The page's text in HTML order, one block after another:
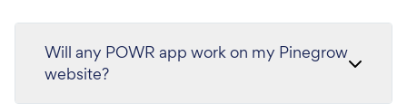
Will any POWR app work on my Pinegrow
website?